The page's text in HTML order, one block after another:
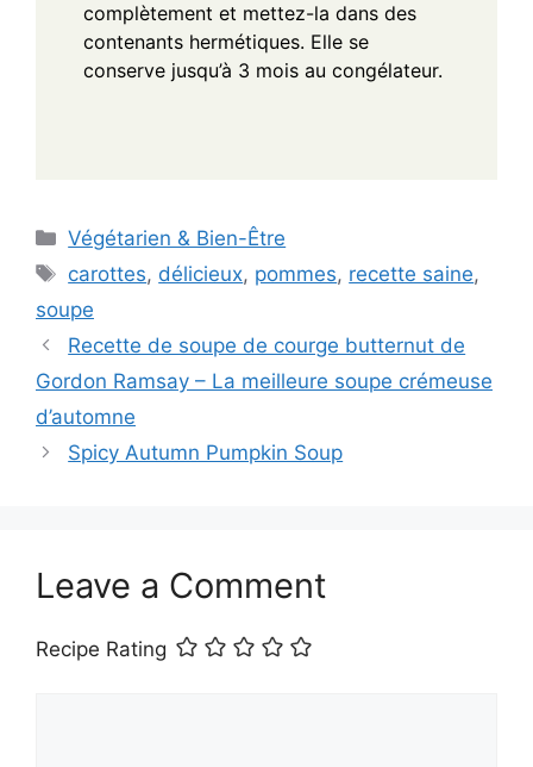
complètement et mettez-la dans des
contenants hermétiques. Elle se
conserve jusqu’à 3 mois au congélateur.
Categories
Végétarien & Bien-Être
Tags
carottes, délicieux, pommes, recette saine,
soupe
Recette de soupe de courge butternut de
Gordon Ramsay – La meilleure soupe crémeuse
d’automne
Spicy Autumn Pumpkin Soup
Leave a Comment
Recipe Rating